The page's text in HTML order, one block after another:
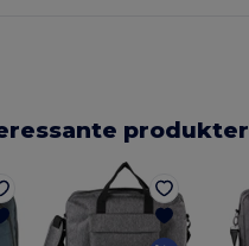
produkter